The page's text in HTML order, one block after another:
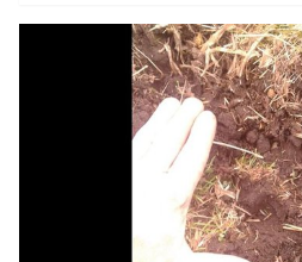
zdarzenia doszło 30 marca
w gminie Łagów na terenie
świętokrzyskiego. Pracownik
agroturystycznego przyszedł z
zagrodach, by je nakarmić.
zobaczył, na długo pozostanie
oczom ukazała się szóstka
muflonów. Co więcej, na
Wedle relacji pracownika
agroturystycznego,
Na widok człowieka czym